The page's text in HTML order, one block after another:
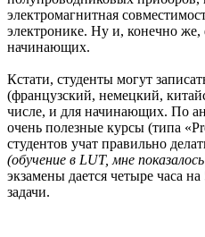
электромагнитная
электронике. Ну и, конечно
начинающих.
Кстати, студенты могут
(французский, немецкий,
числе, и для начинающих. По
очень полезные курсы (типа
студентов учат правильно
(обучение в LUT, мне
экзамены дается четыре часа
задачи.